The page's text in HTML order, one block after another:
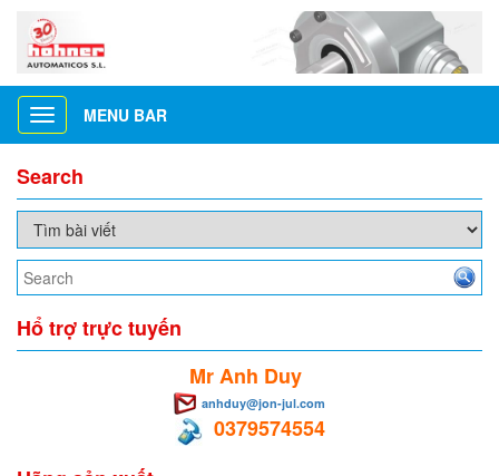
Toggle
navigation
MENU BAR
Search
Hổ trợ trực tuyến
Mr Anh Duy
anhduy@jon-jul.com
0379574554